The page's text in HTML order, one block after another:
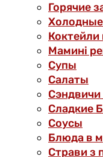
Горячие
Коктейли
Мамині
Супы
Салаты
Сладкие
Соусы
Блюда в
Страви з